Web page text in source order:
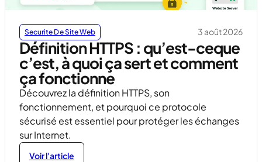
Securite De Site Web 3 août 2026
Définition HTTPS : qu’est-ceque
c’est, à quoi ça sert et comment
ça fonctionne
Découvrez la définition HTTPS, son
fonctionnement, et pourquoi ce protocole
sécurisé est essentiel pour protéger les échanges
sur Internet.
Voir l'article